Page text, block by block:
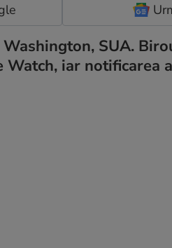
SUA.
iar notificarea